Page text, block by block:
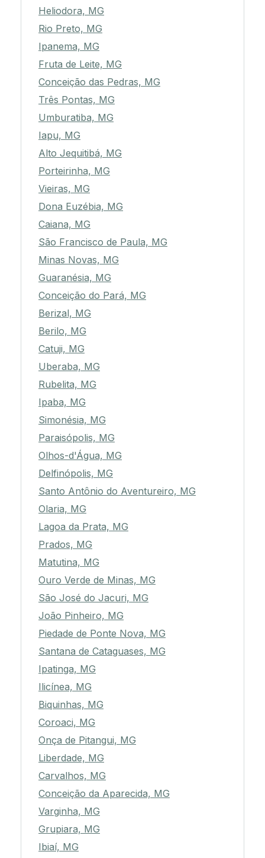
Heliodora, MG
Rio Preto, MG
Ipanema, MG
Fruta de Leite, MG
Conceição das Pedras, MG
Três Pontas, MG
Umburatiba, MG
Iapu, MG
Alto Jequitibá, MG
Porteirinha, MG
Vieiras, MG
Dona Euzébia, MG
Caiana, MG
São Francisco de Paula, MG
Minas Novas, MG
Guaranésia, MG
Conceição do Pará, MG
Berizal, MG
Berilo, MG
Catuji, MG
Uberaba, MG
Rubelita, MG
Ipaba, MG
Simonésia, MG
Paraisópolis, MG
Olhos-d'Água, MG
Delfinópolis, MG
Santo Antônio do Aventureiro, MG
Olaria, MG
Lagoa da Prata, MG
Prados, MG
Matutina, MG
Ouro Verde de Minas, MG
São José do Jacuri, MG
João Pinheiro, MG
Piedade de Ponte Nova, MG
Santana de Cataguases, MG
Ipatinga, MG
Ilicínea, MG
Biquinhas, MG
Coroaci, MG
Onça de Pitangui, MG
Liberdade, MG
Carvalhos, MG
Conceição da Aparecida, MG
Varginha, MG
Grupiara, MG
Ibiaí, MG